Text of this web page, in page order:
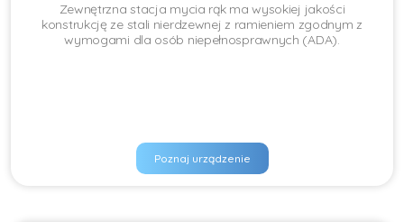
Zewnętrzna stacja mycia rąk ma wysokiej jakości
konstrukcję ze stali nierdzewnej z ramieniem zgodnym z
wymogami dla osób niepełnosprawnych (ADA).
Poznaj urządzenie